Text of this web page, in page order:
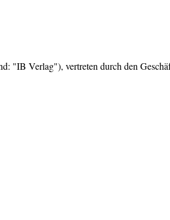
"IB Verlag"), vertreten durch den